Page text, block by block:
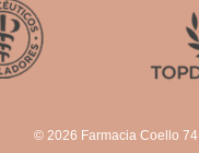
© 2026 Farmacia Coello 74